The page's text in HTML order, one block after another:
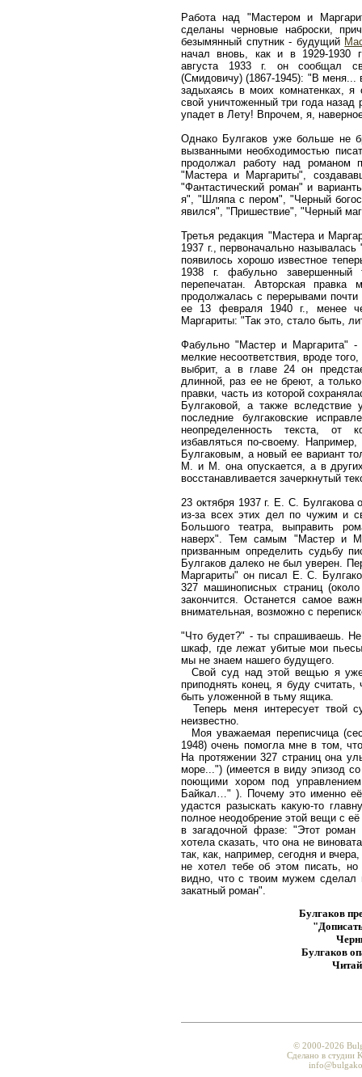
Работа над "Мастером и
сделаны черновые наброски,
безымянный спутник - будущий
начал вновь, как и в 1929-1930
августа 1933 г. он сообщал
(Смидовичу) (1867-1945): "В меня...
задыхаясь в моих комнатенках, я
свой уничтоженный три года
упадет в Лету! Впрочем, я,
Однако Булгаков уже больше не
вызванными необходимостью
продолжал работу над романом
"Мастера и Маргариты",
"Фантастический роман" и
я", "Шляпа с пером", "Черный
явился", "Пришествие", "Черный
Третья редакция "Мастера и
1937 г., первоначально
появилось хорошо известное
1938 г. фабульно
перепечатан. Авторская
продолжалась с перерывами
ее 13 февраля 1940 г., менее
Маргариты: "Так это, стало быть,
Фабульно "Мастер и Маргарита"
мелкие несоответствия, вроде
выбрит, а в главе 24 он
длинной, раз ее не бреют, а
правки, часть из которой
Булгаковой, а также вследствие
последние булгаковские
неопределенность текста, от
избавляться по-своему.
Булгаковым, а новый ее вариант
М. и М. она опускается, а в
восстанавливается зачеркнутый
23 октября 1937 г. Е. С.
из-за всех этих дел по чужим и
Большого театра, выправить
наверх". Тем самым "Мастер и
призванным определить судьбу
Булгаков далеко не был уверен.
Маргариты" он писал Е. С.
327 машинописных страниц
закончится. Останется самое
внимательная, возможно с
"Что будет?" - ты спрашиваешь.
шкаф, где лежат убитые мои
мы не знаем нашего будущего.
Свой суд над этой вещью я
приподнять конец, я буду
быть уложенной в тьму ящика.
Теперь меня интересует твой
неизвестно.
Моя уважаемая переписчица
1948) очень помогла мне в том,
На протяжении 327 страниц она
море...") (имеется в виду эпизод
поющими хором под
Байкал…" ). Почему это именно
удастся разыскать какую-то
полное неодобрение этой вещи с
в загадочной фразе: "Этот
хотела сказать, что она не
так, как, например, сегодня и
не хотел тебе об этом писать,
видно, что с твоим мужем сделал
закатный роман".
Булгаков
Булгаков
© 2000-2026
Сделано в студии